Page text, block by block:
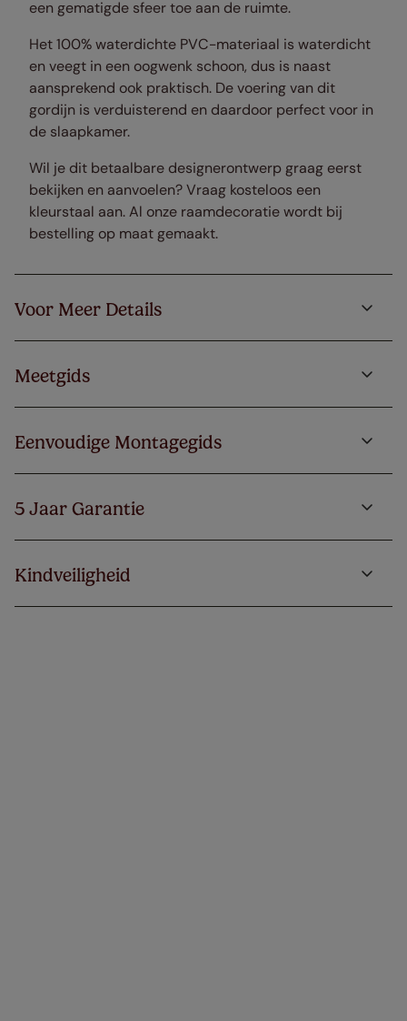
een gematigde sfeer toe aan de ruimte.
Het 100% waterdichte PVC-materiaal is waterdicht
en veegt in een oogwenk schoon, dus is naast
aansprekend ook praktisch. De voering van dit
gordijn is verduisterend en daardoor perfect voor in
de slaapkamer.
Wil je dit betaalbare designerontwerp graag eerst
bekijken en aanvoelen? Vraag kosteloos een
kleurstaal aan. Al onze raamdecoratie wordt bij
bestelling op maat gemaakt.
Voor Meer Details
Meetgids
Eenvoudige Montagegids
5 Jaar Garantie
Kindveiligheid